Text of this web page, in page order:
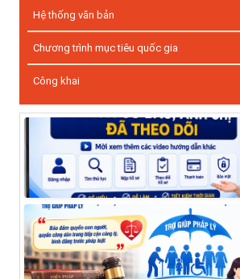
Hệ thống văn bản
Chương trình mục tiêu quốc gia
Công khai